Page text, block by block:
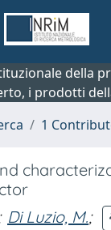
i prodotti
1
; Di Luzio, M.;